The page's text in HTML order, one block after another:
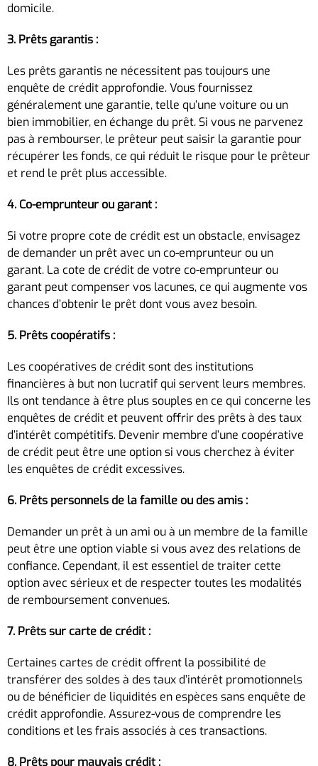
domicile.
3. Prêts garantis :
Les prêts garantis ne nécessitent pas toujours une
enquête de crédit approfondie. Vous fournissez
généralement une garantie, telle qu’une voiture ou un
bien immobilier, en échange du prêt. Si vous ne parvenez
pas à rembourser, le prêteur peut saisir la garantie pour
récupérer les fonds, ce qui réduit le risque pour le prêteur
et rend le prêt plus accessible.
4. Co-emprunteur ou garant :
Si votre propre cote de crédit est un obstacle, envisagez
de demander un prêt avec un co-emprunteur ou un
garant. La cote de crédit de votre co-emprunteur ou
garant peut compenser vos lacunes, ce qui augmente vos
chances d’obtenir le prêt dont vous avez besoin.
5. Prêts coopératifs :
Les coopératives de crédit sont des institutions
financières à but non lucratif qui servent leurs membres.
Ils ont tendance à être plus souples en ce qui concerne les
enquêtes de crédit et peuvent offrir des prêts à des taux
d’intérêt compétitifs. Devenir membre d’une coopérative
de crédit peut être une option si vous cherchez à éviter
les enquêtes de crédit excessives.
6. Prêts personnels de la famille ou des amis :
Demander un prêt à un ami ou à un membre de la famille
peut être une option viable si vous avez des relations de
confiance. Cependant, il est essentiel de traiter cette
option avec sérieux et de respecter toutes les modalités
de remboursement convenues.
7. Prêts sur carte de crédit :
Certaines cartes de crédit offrent la possibilité de
transférer des soldes à des taux d’intérêt promotionnels
ou de bénéficier de liquidités en espèces sans enquête de
crédit approfondie. Assurez-vous de comprendre les
conditions et les frais associés à ces transactions.
8. Prêts pour mauvais crédit :